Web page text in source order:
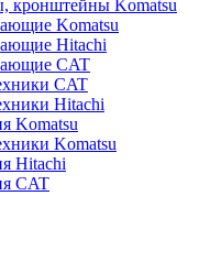
кронштейны Komatsu
Komatsu
Hitachi
CAT
CAT
Hitachi
Komatsu
Komatsu
Hitachi
CAT